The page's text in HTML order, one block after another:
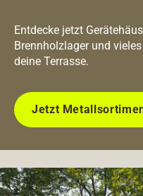
Entdecke jetzt
Brennholzlager und
deine Terrasse.
Jetzt